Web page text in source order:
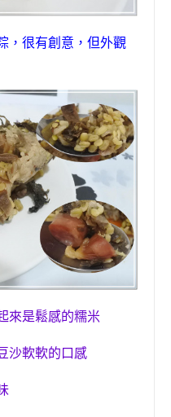
，很有創意，但外觀
來是鬆感的糯米
沙軟軟的口感